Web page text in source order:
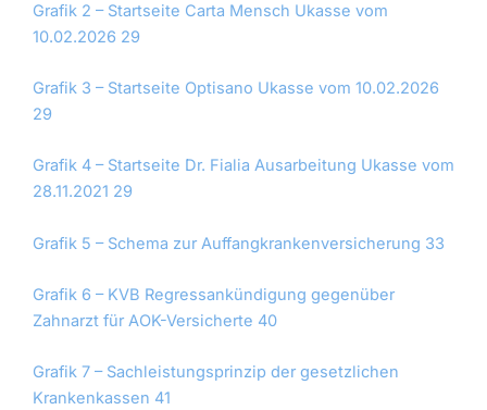
Grafik 2 – Startseite Carta Mensch Ukasse vom
10.02.2026 29
Grafik 3 – Startseite Optisano Ukasse vom 10.02.2026
29
Grafik 4 – Startseite Dr. Fialia Ausarbeitung Ukasse vom
28.11.2021 29
Grafik 5 – Schema zur Auffangkrankenversicherung 33
Grafik 6 – KVB Regressankündigung gegenüber
Zahnarzt für AOK-Versicherte 40
Grafik 7 – Sachleistungsprinzip der gesetzlichen
Krankenkassen 41